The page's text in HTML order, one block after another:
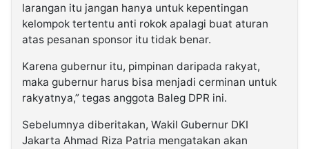
larangan itu jangan hanya untuk kepentingan
kelompok tertentu anti rokok apalagi buat aturan
atas pesanan sponsor itu tidak benar.
Karena gubernur itu, pimpinan daripada rakyat,
maka gubernur harus bisa menjadi cerminan untuk
rakyatnya,” tegas anggota Baleg DPR ini.
Sebelumnya diberitakan, Wakil Gubernur DKI
Jakarta Ahmad Riza Patria mengatakan akan